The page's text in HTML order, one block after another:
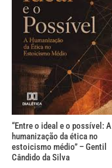
“Entre o ideal e o possível: A
humanização da ética no
estoicismo médio” – Gentil
Cândido da Silva